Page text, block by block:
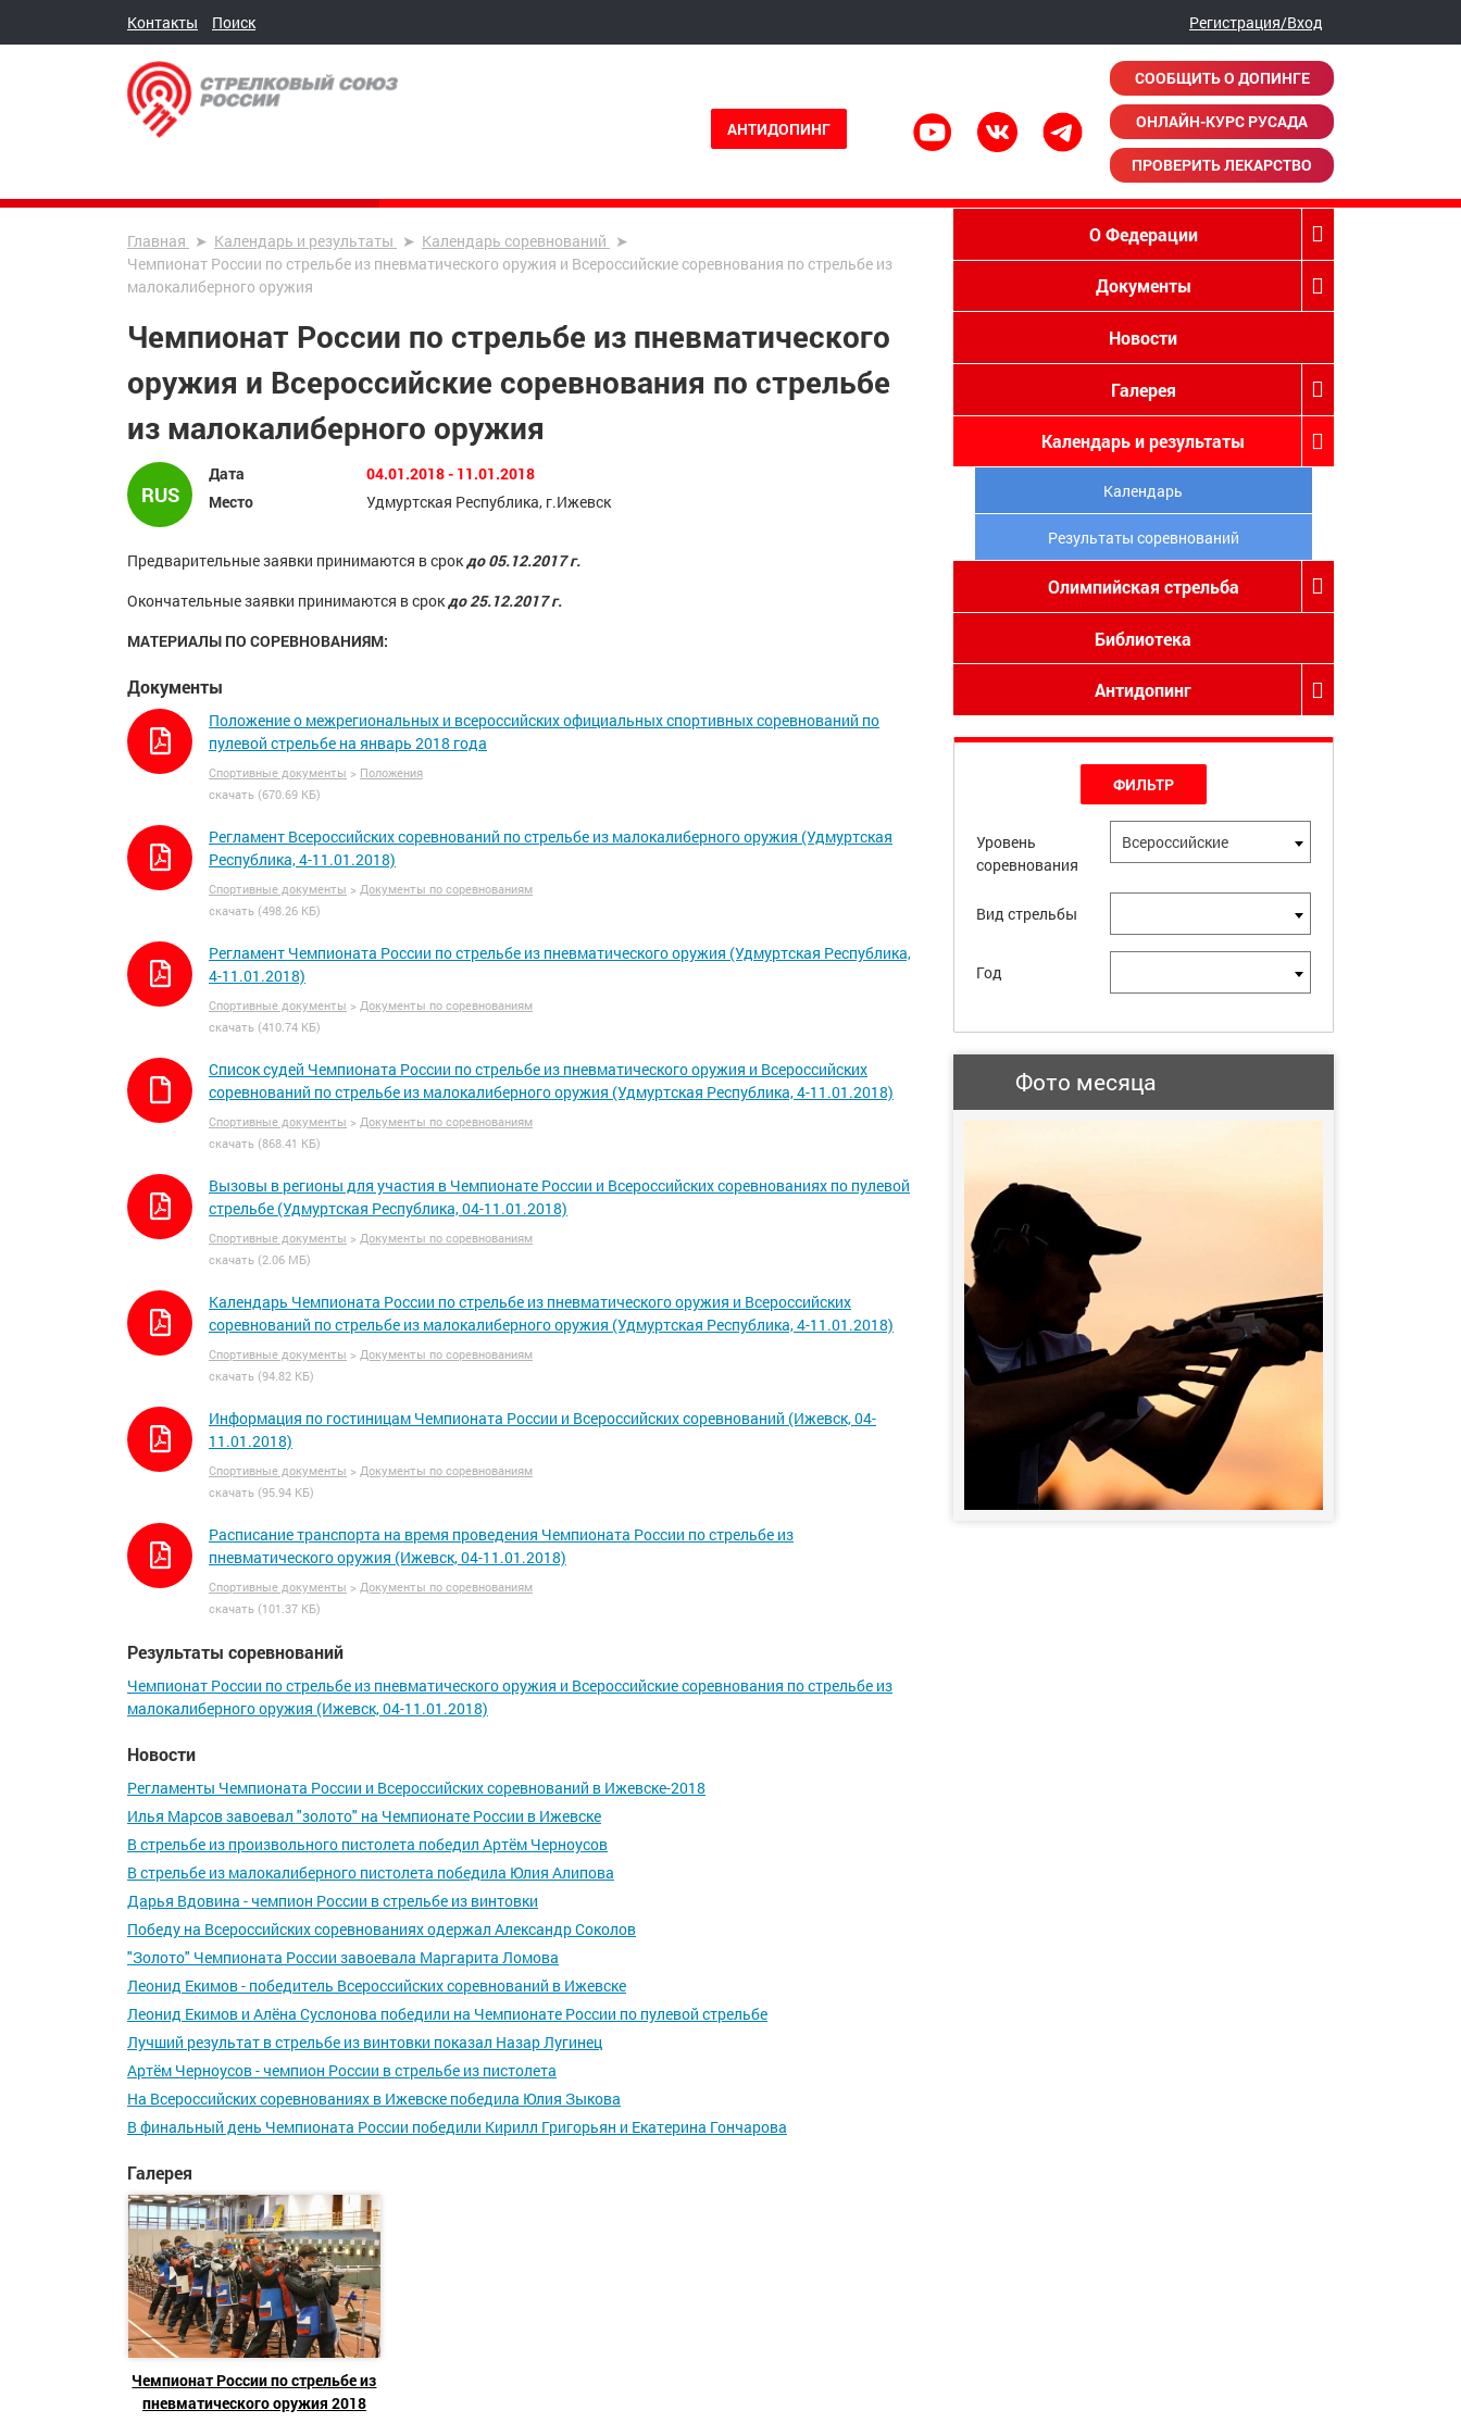
Контакты Поиск Регистрация/Вход
АНТИДОПИНГ
СООБЩИТЬ О ДОПИНГЕ
ОНЛАЙН-КУРС РУСАДА
ПРОВЕРИТЬ ЛЕКАРСТВО
Главная Календарь и результаты
Календарь соревнований
Чемпионат России по стрельбе из пневматического оружия и Всероссийские соревнования по стрельбе из
малокалиберного оружия
Чемпионат России по стрельбе из пневматического
оружия и Всероссийские соревнования по стрельбе
из малокалиберного оружия
RUS
Дата
04.01.2018 - 11.01.2018
Место
Удмуртская Республика, г.Ижевск
Предварительные заявки принимаются в срокдо 05.12.2017 г.
Окончательные заявки принимаются в срокдо 25.12.2017 г.
МАТЕРИАЛЫ ПО СОРЕВНОВАНИЯМ:
Документы
Положение о межрегиональных и всероссийских официальных спортивных соревнований по
пулевой стрельбе на январь 2018 года
Спортивные документы > Положения
скачать (670.69 КБ)
Регламент Всероссийских соревнований по стрельбе из малокалиберного оружия (Удмуртская
Республика, 4-11.01.2018)
Спортивные документы > Документы по соревнованиям
скачать (498.26 КБ)
Регламент Чемпионата России по стрельбе из пневматического оружия (Удмуртская Республика,
4-11.01.2018)
Спортивные документы > Документы по соревнованиям
скачать (410.74 КБ)
Список судей Чемпионата России по стрельбе из пневматического оружия и Всероссийских
соревнований по стрельбе из малокалиберного оружия (Удмуртская Республика, 4-11.01.2018)
Спортивные документы > Документы по соревнованиям
скачать (868.41 КБ)
Вызовы в регионы для участия в Чемпионате России и Всероссийских соревнованиях по пулевой
стрельбе (Удмуртская Республика, 04-11.01.2018)
Спортивные документы > Документы по соревнованиям
скачать (2.06 МБ)
Календарь Чемпионата России по стрельбе из пневматического оружия и Всероссийских
соревнований по стрельбе из малокалиберного оружия (Удмуртская Республика, 4-11.01.2018)
Спортивные документы > Документы по соревнованиям
скачать (94.82 КБ)
Информация по гостиницам Чемпионата России и Всероссийских соревнований (Ижевск, 04-
11.01.2018)
Спортивные документы > Документы по соревнованиям
скачать (95.94 КБ)
Расписание транспорта на время проведения Чемпионата России по стрельбе из
пневматического оружия (Ижевск, 04-11.01.2018)
Спортивные документы > Документы по соревнованиям
скачать (101.37 КБ)
Результаты соревнований
Чемпионат России по стрельбе из пневматического оружия и Всероссийские соревнования по стрельбе из
малокалиберного оружия (Ижевск, 04-11.01.2018)
Новости
Регламенты Чемпионата России и Всероссийских соревнований в Ижевске-2018
Илья Марсов завоевал "золото" на Чемпионате России в Ижевске
В стрельбе из произвольного пистолета победил Артём Черноусов
В стрельбе из малокалиберного пистолета победила Юлия Алипова
Дарья Вдовина - чемпион России в стрельбе из винтовки
Победу на Всероссийских соревнованиях одержал Александр Соколов
"Золото" Чемпионата России завоевала Маргарита Ломова
Леонид Екимов - победитель Всероссийских соревнований в Ижевске
Леонид Екимов и Алёна Суслонова победили на Чемпионате России по пулевой стрельбе
Лучший результат в стрельбе из винтовки показал Назар Лугинец
Артём Черноусов - чемпион России в стрельбе из пистолета
На Всероссийских соревнованиях в Ижевске победила Юлия Зыкова
В финальный день Чемпионата России победили Кирилл Григорьян и Екатерина Гончарова
Галерея
Чемпионат России по стрельбе из
пневматического оружия 2018
О Федерации
Документы
Новости
Галерея
Календарь и результаты
Календарь
Результаты соревнований
Олимпийская стрельба
Библиотека
Антидопинг
ФИЛЬТР
Уровень
соревнования
Всероссийские
Вид стрельбы
Год
Фото месяца